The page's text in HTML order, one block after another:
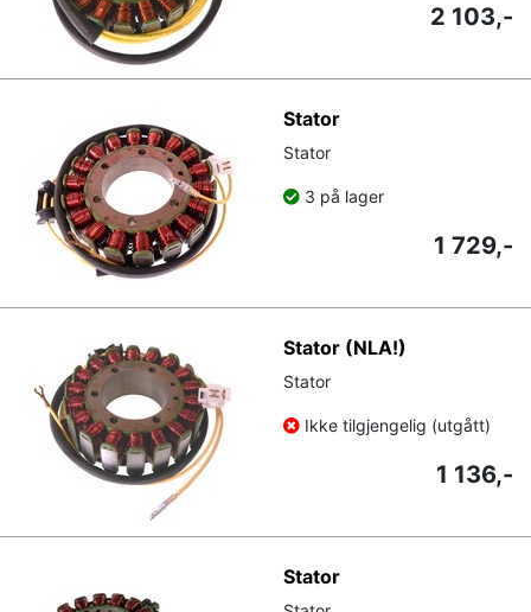
2 103,-
Stator
Stator
3 på lager
1 729,-
Stator (NLA!)
Stator
Ikke tilgjengelig (utgått)
1 136,-
Stator